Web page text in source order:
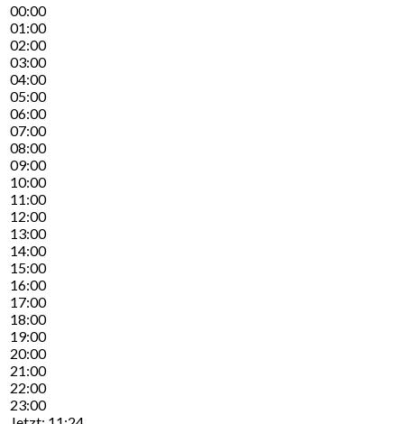
00:00
01:00
02:00
03:00
04:00
05:00
06:00
07:00
08:00
09:00
10:00
11:00
12:00
13:00
14:00
15:00
16:00
17:00
18:00
19:00
20:00
21:00
22:00
23:00